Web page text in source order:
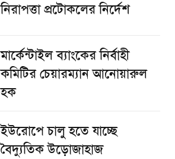
নিরাপত্তা প্রটোকলের নির্দেশ
মার্কেন্টাইল ব্যাংকের নির্বাহী
কমিটির চেয়ারম্যান আনোয়ারুল
হক
ইউরোপে চালু হতে যাচ্ছে
বৈদ্যুতিক উড়োজাহাজ